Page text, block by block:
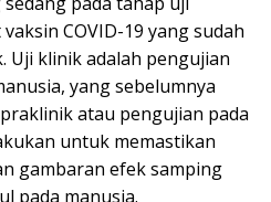
COVID-19 yang sudah
Uji klinik adalah pengujian
yang sebelumnya
atau pengujian pada
untuk memastikan
gambaran efek samping
pada manusia.